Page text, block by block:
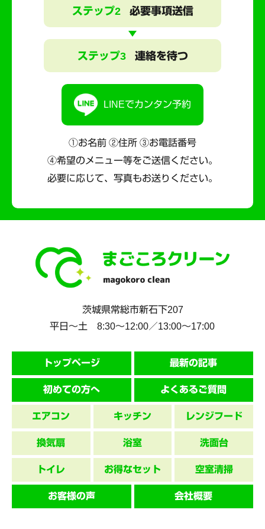
ステップ2 必要事項送信
ステップ3 連絡を待つ
LINEでカンタン予約
①お名前 ②住所 ③お電話番号
④希望のメニュー等をご送信ください。
必要に応じて、写真もお送りください。
茨城県常総市新石下207
平日～土 8:30〜12:00／13:00〜17:00
トップページ 最新の記事
初めての方へ よくあるご質問
エアコン キッチン レンジフード
換気扇 浴室 洗面台
トイレ お得なセット 空室清掃
お客様の声 会社概要